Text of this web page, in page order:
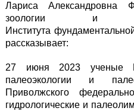
Лариса Александровна
зоологии и
Института
рассказывает:
27 июня 2023 ученые
палеоэкологии и
Приволжского
гидрологические и